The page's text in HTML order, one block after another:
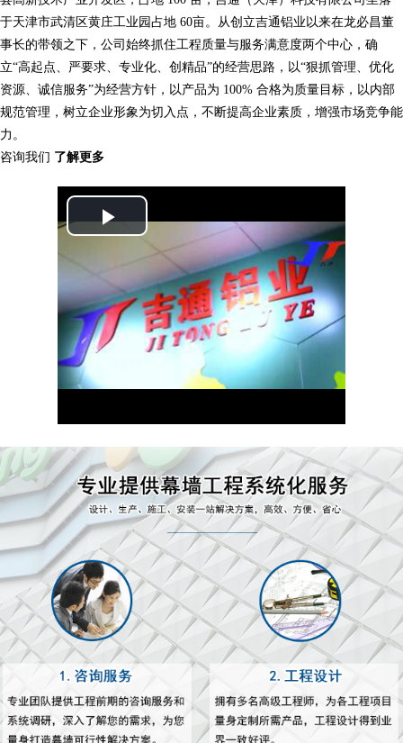
于天津市武清区黄庄工业园占地 60亩。从创立吉通铝业以来在龙必昌董
事长的带领之下，公司始终抓住工程质量与服务满意度两个中心，确
立“高起点、严要求、专业化、创精品”的经营思路，以“狠抓管理、优化
资源、诚信服务”为经营方针，以产品为 100% 合格为质量目标，以内部
规范管理，树立企业形象为切入点，不断提高企业素质，增强市场竞争能
力。
咨询我们 了解更多
Play
Video